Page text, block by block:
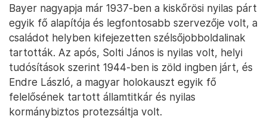
Bayer nagyapja már 1937-ben a kiskőrösi nyilas párt
egyik fő alapítója és legfontosabb szervezője volt, a
családot helyben kifejezetten szélsőjobboldalinak
tartották. Az após, Solti János is nyilas volt, helyi
tudósítások szerint 1944-ben is zöld ingben járt, és
Endre László, a magyar holokauszt egyik fő
felelősének tartott államtitkár és nyilas
kormánybiztos protezsáltja volt.